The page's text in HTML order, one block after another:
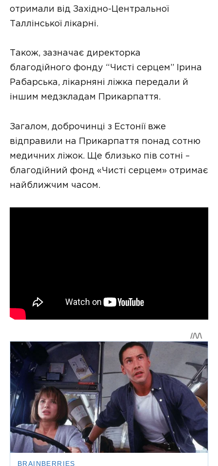
отримали від Західно-Центральної
Таллінської лікарні.
Також, зазначає директорка
благодійного фонду “Чисті серцем” Ірина
Рабарська, лікарняні ліжка передали й
іншим медзкладам Прикарпаття.
Загалом, доброчинці з Естонії вже
відправили на Прикарпаття понад сотню
медичних ліжок. Ще близько пів сотні –
благодійний фонд «Чисті серцем» отримає
найближчим часом.